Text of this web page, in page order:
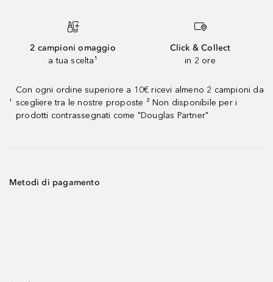
2 campioni omaggio
a tua scelta¹
Click & Collect
in 2 ore
¹
Con ogni ordine superiore a 10€ ricevi almeno 2 campioni da
scegliere tra le nostre proposte ² Non disponibile per i
prodotti contrassegnati come "Douglas Partner"
Metodi di pagamento